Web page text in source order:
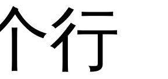
行